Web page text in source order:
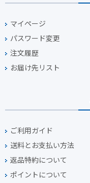
マイページ
パスワード変更
注文履歴
お届け先リスト
ご利用ガイド
送料とお支払い方法
返品特約について
ポイントについて